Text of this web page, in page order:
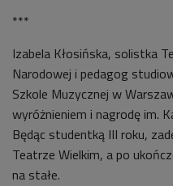
***
Izabela Kłosińska, solistka
Narodowej i pedagog
Szkole Muzycznej w
wyróżnieniem i nagrodę im.
Będąc studentką III roku,
Teatrze Wielkim, a po
na stałe.